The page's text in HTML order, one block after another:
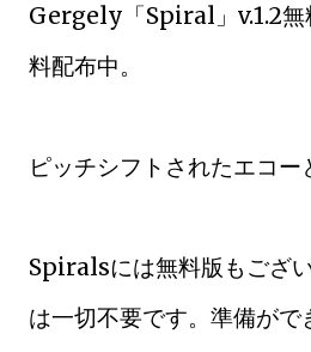
Gergely「Spiral」v.1.2無
料配布中。
ピッチシフトされたエコ
Spiralsには無料版もござ
は一切不要です。準備がで